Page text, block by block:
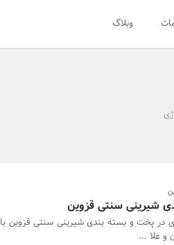
وبلاگ
شیرینی سنتی قزوین
در پخت و بسته بندی شیرینی سنتی قزوین با
علا ...